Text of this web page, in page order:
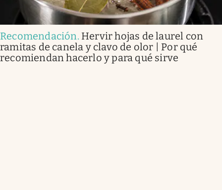
Recomendación. Hervir hojas de laurel con
ramitas de canela y clavo de olor | Por qué
recomiendan hacerlo y para qué sirve